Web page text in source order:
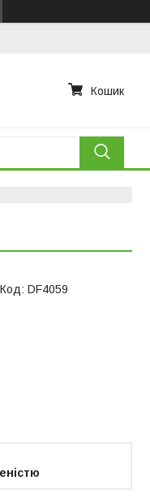
Кошик
Код: DF4059